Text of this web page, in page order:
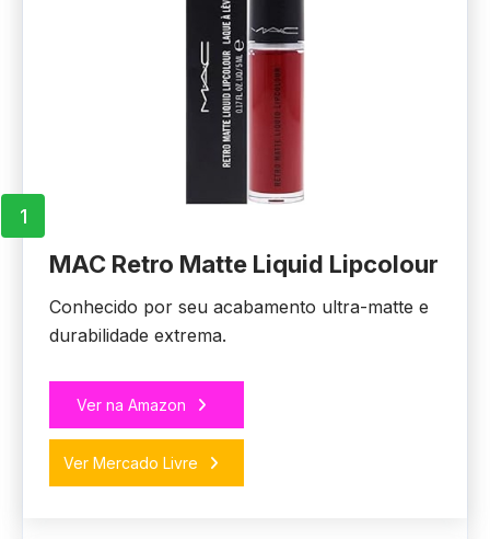
1
MAC Retro Matte Liquid Lipcolour
Conhecido por seu acabamento ultra-matte e
durabilidade extrema.
Ver na Amazon
Ver Mercado Livre